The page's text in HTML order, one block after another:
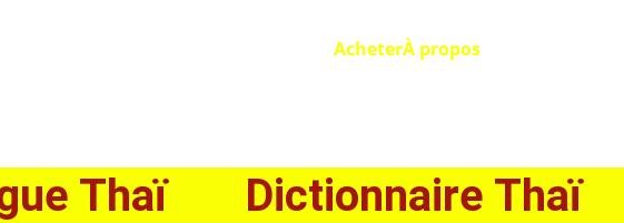
AcheterÀ propos
Thaï       Dictionnaire Thaï